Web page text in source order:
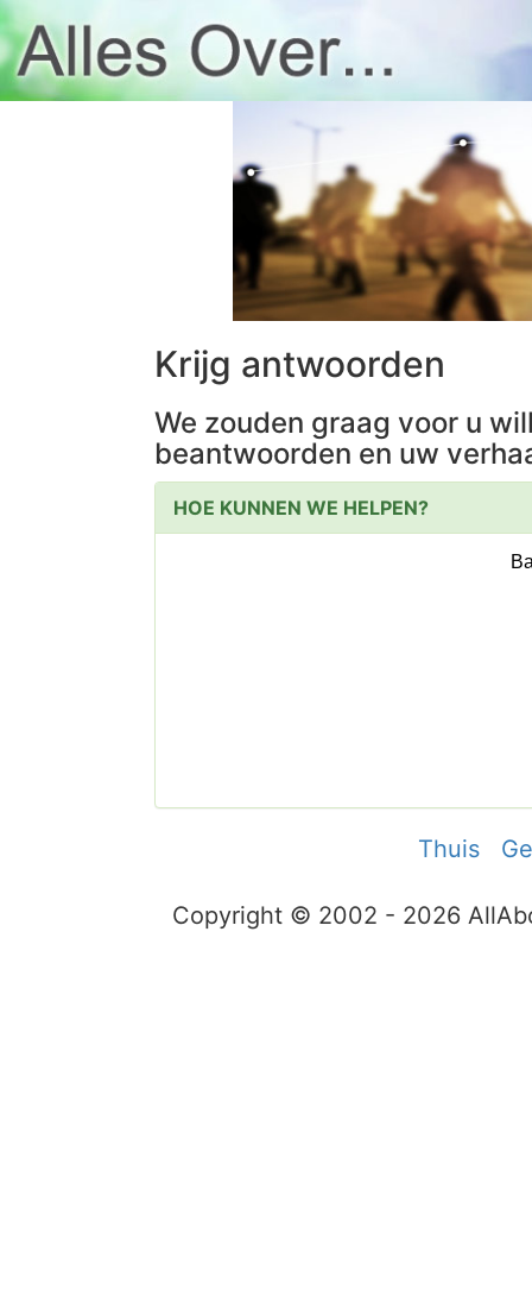
Krijg antwoorden
We zouden graag voor u
beantwoorden en uw
HOE KUNNEN WE HELPEN?
Thuis
Copyright © 2002 - 2026